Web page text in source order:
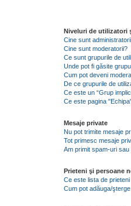
Niveluri de utilizatori
Cine sunt
Cine sunt moderatorii?
Ce sunt grupurile de
Unde pot fi găsite
Cum pot deveni
De ce grupurile de
Ce este un “Grup
Ce este pagina
Mesaje private
Nu pot trimite mesaje
Tot primesc mesaje
Am primit spam-uri
Prieteni şi persoane
Ce este lista de
Cum pot adăuga/